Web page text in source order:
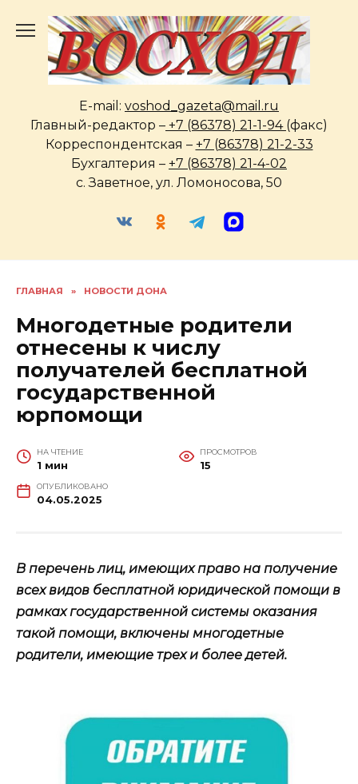
содержанию
E-mail: voshod_gazeta@mail.ru
Главный-редактор – +7 (86378) 21-1-94 (факс)
Корреспондентская – +7 (86378) 21-2-33
Бухгалтерия – +7 (86378) 21-4-02
с. Заветное, ул. Ломоносова, 50
ГЛАВНАЯ » НОВОСТИ ДОНА
Многодетные родители
отнесены к числу
получателей бесплатной
государственной
юрпомощи
НА ЧТЕНИЕ
1 мин
ПРОСМОТРОВ
15
ОПУБЛИКОВАНО
04.05.2025
В перечень лиц, имеющих право на получение
всех видов бесплатной юридической помощи в
рамках государственной системы оказания
такой помощи, включены многодетные
родители, имеющие трех и более детей.